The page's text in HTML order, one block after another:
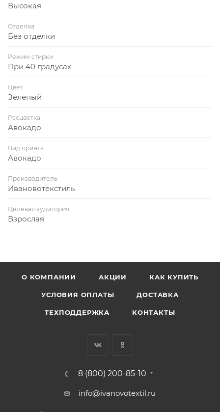
Высокая
Отделка
Без отделки
Режим стирки
При 40 градусах
Цвет
Зеленый
Расцветка
Авокадо
Вид принта
Авокадо
Производитель
Ивановотекстиль
Целевая аудитория
Взрослая
О КОМПАНИИ АКЦИИ КАК КУПИТЬ
УСЛОВИЯ ОПЛАТЫ ДОСТАВКА
ТЕХПОДДЕРЖКА КОНТАКТЫ
8 (800) 200-85-10
info@ivanovotextil.ru